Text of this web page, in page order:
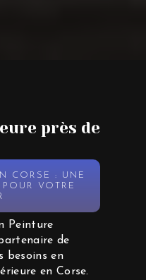
près de
CORSE : UNE
VOTRE
Peinture
de
besoins en
en Corse.